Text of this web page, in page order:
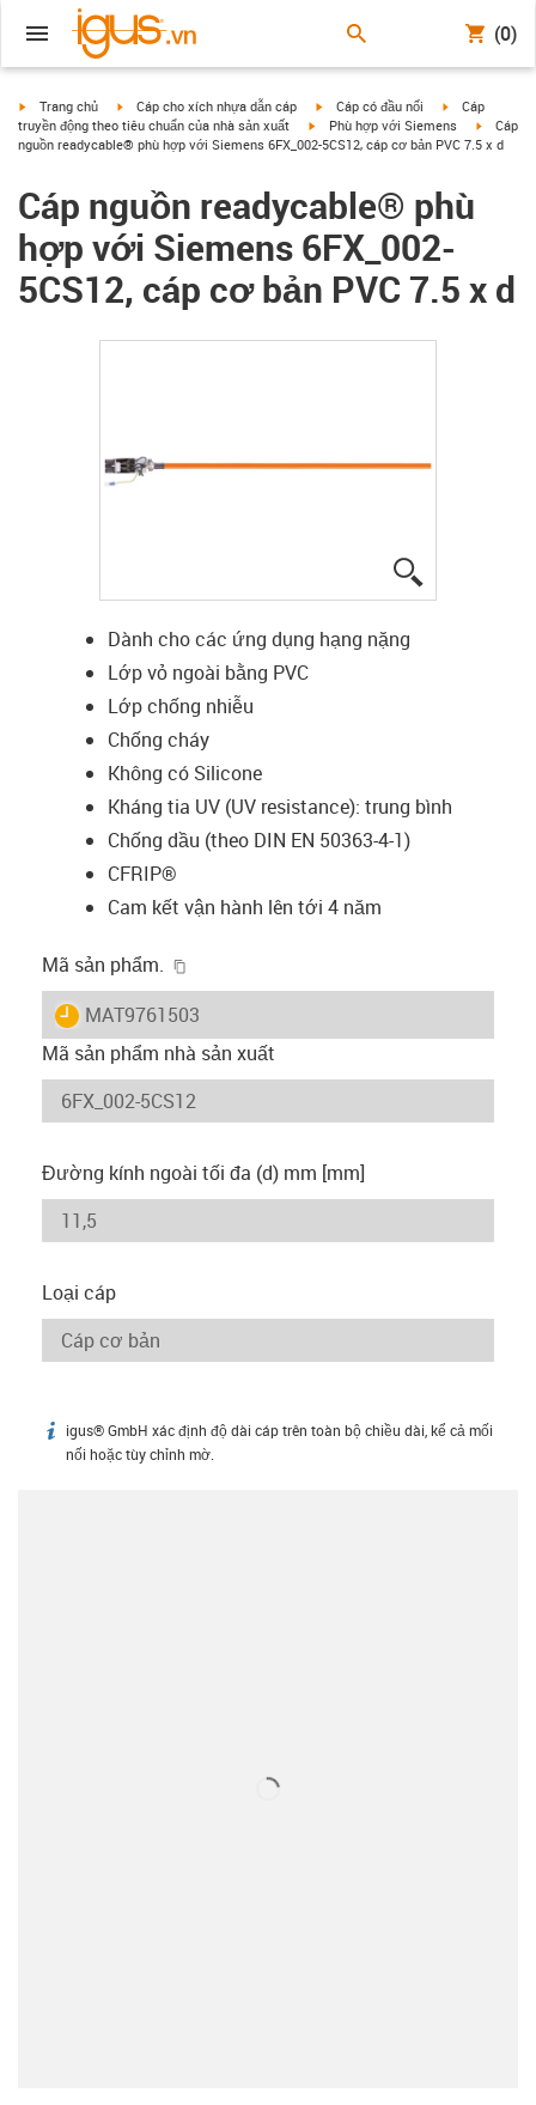
(0)
igus-icon-arrow-right
Trang chủ igus-icon-arrow-right
Cáp cho xích nhựa dẫn cáp igus-icon-arrow-right
Cáp có đầu nối igus-icon-
Cáp
truyền động theo tiêu chuẩn của nhà sản xuất
igus-icon-arrow-right
Phù hợp với Siemens igus-
Cáp
nguồn readycable® phù hợp với Siemens 6FX_002-5CS12, cáp cơ bản PVC 7.5 x d
Cáp nguồn readycable® phù
hợp với Siemens 6FX_002-
5CS12, cáp cơ bản PVC 7.5 x d
Dành cho các ứng dụng hạng nặng
Lớp vỏ ngoài bằng PVC
Lớp chống nhiễu
Chống cháy
Không có Silicone
Kháng tia UV (UV resistance): trung bình
Chống dầu (theo DIN EN 50363-4-1)
CFRIP®
Cam kết vận hành lên tới 4 năm
Mã sản phẩm.
igus-icon-lieferzeit
MAT9761503
Mã sản phẩm nhà sản xuất
Đường kính ngoài tối đa (d) mm [mm]
Loại cáp
igus-icon-info
igus® GmbH xác định độ dài cáp trên toàn bộ chiều dài, kể cả mối
nối hoặc tùy chỉnh mờ.